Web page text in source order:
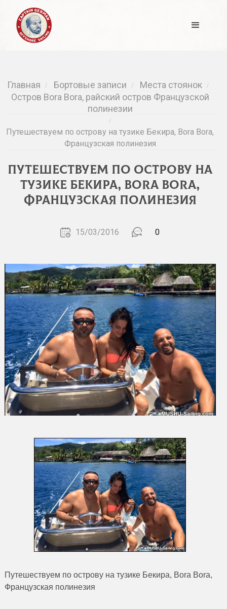
Главная / Бортовые записи / Места стоянок /
Остров Bora Bora, райский остров Французской
полинезии
/
Путешествуем по острову на тузике Бекира, Bora Bora,
Французская полинезия
Путешествуем по острову на
тузике Бекира, Bora Bora,
Французская полинезия
15/03/2016 0
Путешествуем по острову на тузике Бекира, Bora Bora,
Французская полинезия